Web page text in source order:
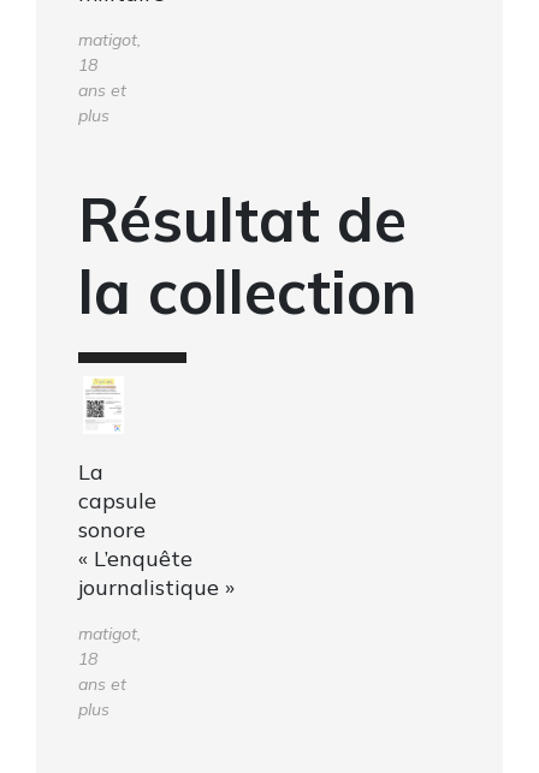
matigot,
18
ans et
plus
Résultat de
la collection
La
capsule
sonore
« L’enquête
journalistique »
matigot,
18
ans et
plus